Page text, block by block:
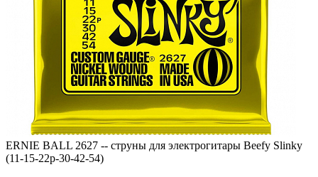
ERNIE BALL 2627 -- струны для электрогитары Beefy Slinky
(11-15-22p-30-42-54)